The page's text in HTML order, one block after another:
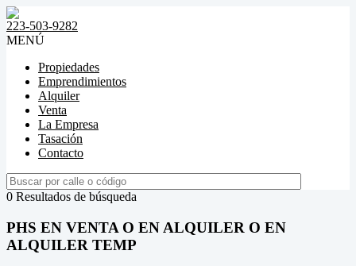
223-503-9282
MENÚ
Propiedades
Emprendimientos
Alquiler
Venta
La Empresa
Tasación
Contacto
0 Resultados de búsqueda
PHS EN VENTA O EN ALQUILER O EN
ALQUILER TEMP